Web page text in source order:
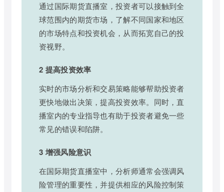
通过国际期货直播室，投资者可以接触到全
球范围内的期货市场，了解不同国家和地区
的市场特点和投资机会，从而拓宽自己的投
资视野。
2 提高投资效率
实时的市场分析和交易策略能够帮助投资者
更快地做出决策，提高投资效率。同时，直
播室内的专业指导也有助于投资者避免一些
常见的错误和陷阱。
3 增强风险意识
在国际期货直播室中，分析师通常会强调风
险管理的重要性，并提供相应的风险控制策